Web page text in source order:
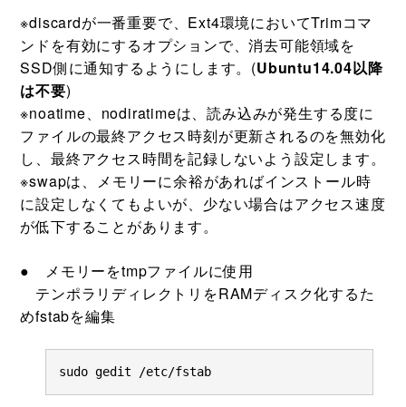
※discardが一番重要で、Ext4環境においてTrimコマ
ンドを有効にするオプションで、消去可能領域を
SSD側に通知するようにします。(Ubuntu14.04以降
は不要)
※noatime、nodiratimeは、読み込みが発生する度に
ファイルの最終アクセス時刻が更新されるのを無効化
し、最終アクセス時間を記録しないよう設定します。
※swapは、メモリーに余裕があればインストール時
に設定しなくてもよいが、少ない場合はアクセス速度
が低下することがあります。
● メモリーをtmpファイルに使用
テンポラリディレクトリをRAMディスク化するた
めfstabを編集
sudo gedit /etc/fstab